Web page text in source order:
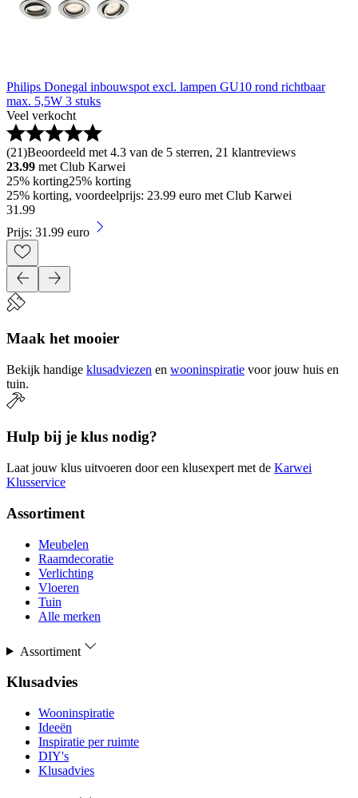
Philips Donegal inbouwspot excl. lampen GU10 rond richtbaar
max. 5,5W 3 stuks
Veel verkocht
(21)Beoordeeld met 4.3 van de 5 sterren, 21 klantreviews
23.99 met Club Karwei
25% korting25% korting
25% korting, voordeelprijs: 23.99 euro met Club Karwei
31 .99
Prijs: 31.99 euro
Maak het mooier
Bekijk handige klusadviezen en wooninspiratie voor jouw huis en
tuin.
Hulp bij je klus nodig?
Laat jouw klus uitvoeren door een klusexpert met de Karwei
Klusservice
Assortiment
Meubelen
Raamdecoratie
Verlichting
Vloeren
Tuin
Alle merken
Assortiment
Klusadvies
Wooninspiratie
Ideeën
Inspiratie per ruimte
DIY's
Klusadvies